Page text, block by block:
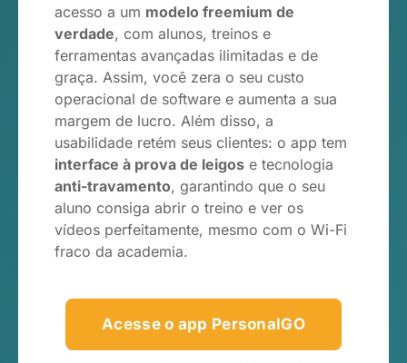
acesso a um modelo freemium de
verdade, com alunos, treinos e
ferramentas avançadas ilimitadas e de
graça. Assim, você zera o seu custo
operacional de software e aumenta a sua
margem de lucro. Além disso, a
usabilidade retém seus clientes: o app tem
interface à prova de leigos e tecnologia
anti-travamento, garantindo que o seu
aluno consiga abrir o treino e ver os
vídeos perfeitamente, mesmo com o Wi-Fi
fraco da academia.
Acesse o app PersonalGO